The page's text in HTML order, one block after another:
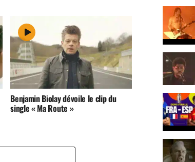
Benjamin Biolay dévoile le clip du
single « Ma Route »